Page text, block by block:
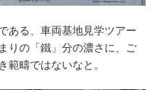
ある、車両基地見学ツアー
りの「鐵」分の濃さに、ご
範疇ではないなと。